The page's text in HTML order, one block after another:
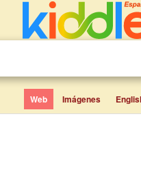
Web Imágenes